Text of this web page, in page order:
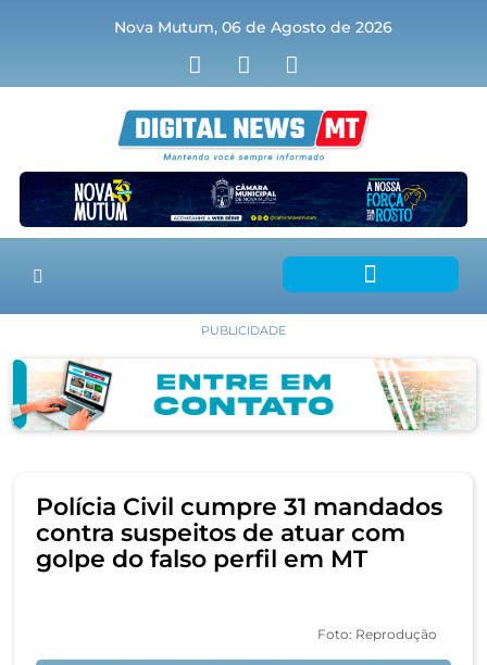
Nova Mutum, 06 de Agosto de 2026
PUBLICIDADE
Polícia Civil cumpre 31 mandados
contra suspeitos de atuar com
golpe do falso perfil em MT
Foto: Reprodução